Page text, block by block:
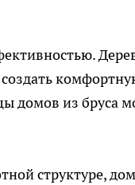
домов из бруса
структуре,